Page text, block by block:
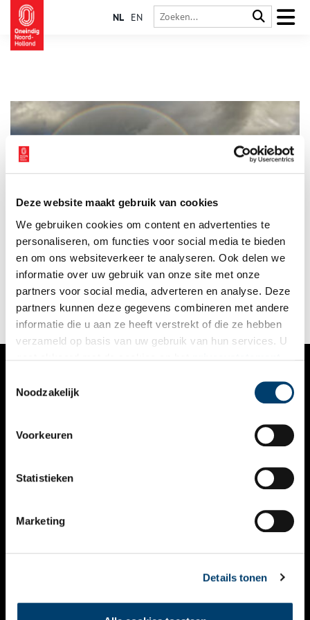
Deze website maakt gebruik van cookies
We gebruiken cookies om content en advertenties te
personaliseren, om functies voor social media te bieden
en om ons websiteverkeer te analyseren. Ook delen we
informatie over uw gebruik van onze site met onze
partners voor social media, adverteren en analyse. Deze
partners kunnen deze gegevens combineren met andere
informatie die u aan ze heeft verstrekt of die ze hebben
verzameld op basis van uw gebruik van hun services. U
Noodzakelijk
Voorkeuren
Statistieken
Marketing
Details tonen
NL EN
Vereniging De Zaansche Molen, die een eeuw geleden werd
opgericht, laat niet alleen de wieken van haar dertien Zaanse
molens draaien. Ook de ambachten waarvoor die molens
werden ingezet wil de vereniging levend houden. Katelijne
Prinsenberg, directeur/bestuurder en Jan Goedhart, voorzitter
van de Raad van Toezicht, vertellen er graag over.
VERHALEN
KALENDER
THEMA’S
VIDEO’S
CONTACT